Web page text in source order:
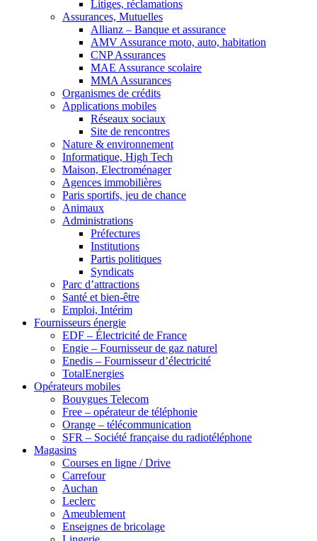
Litiges, réclamations
Assurances, Mutuelles
Allianz – Banque et assurance
AMV Assurance moto, auto, habitation
CNP Assurances
MAE Assurance scolaire
MMA Assurances
Organismes de crédits
Applications mobiles
Réseaux sociaux
Site de rencontres
Nature & environnement
Informatique, High Tech
Maison, Electroménager
Agences immobilières
Paris sportifs, jeu de chance
Animaux
Administrations
Préfectures
Institutions
Partis politiques
Syndicats
Parc d’attractions
Santé et bien-être
Emploi, Intérim
Fournisseurs énergie
EDF – Électricité de France
Engie – Fournisseur de gaz naturel
Enedis – Fournisseur d’électricité
TotalEnergies
Opérateurs mobiles
Bouygues Telecom
Free – opérateur de téléphonie
Orange – télécommunication
SFR – Société française du radiotéléphone
Magasins
Courses en ligne / Drive
Carrefour
Auchan
Leclerc
Ameublement
Enseignes de bricolage